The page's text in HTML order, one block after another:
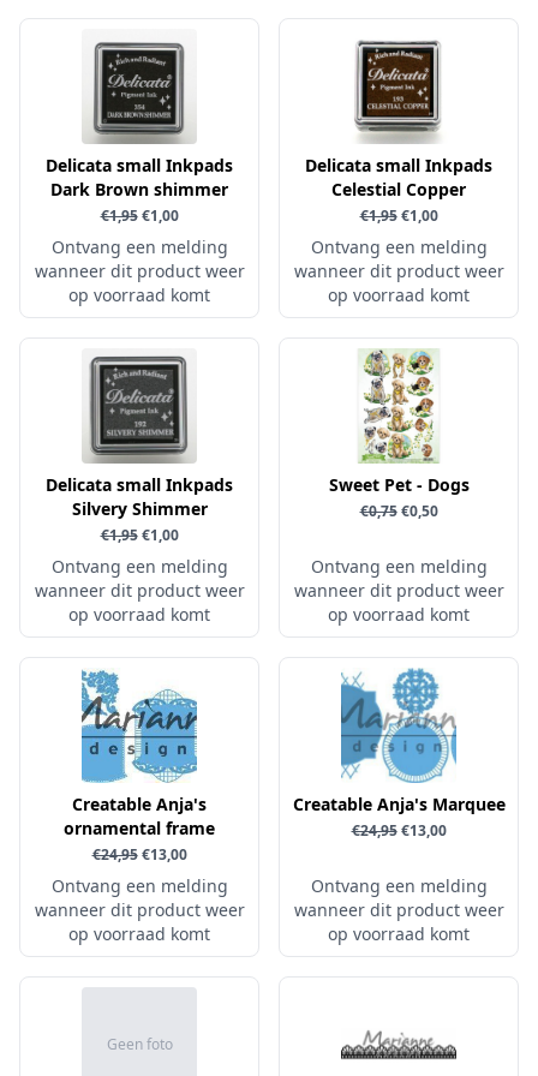
Parels
Ponsen
Prills
Rub-On
Snijmallen
Speciaalpapier
Stempelmateriaal
Stickers
Stitch & Do
Te Gekke Krijtjes
Trowback
Uitdrukvellen
Canvas
Die Cuts
Finger Wax
Pan Pastel
Potloden
Workshop
Die'sire
Dini Disign
Disney
Dotty Design
Dress My Craft
Dutch Doobadoo
E.Colin
Elizabeth craft designs
Fairybells
Florence
Gemini
Graphic 45
Hobby Art
Hobbydots
HobbyFun
Hobbyjournaal
Hobbyzine
Jalekro
Jeanines Art
JeJe
Joy & Noor
Juffrouw Muis
Lapland knipvel
Lavinia
Lawn Fawn
Inktpad
Inktstift
Kleurboek
Kraaltjes
Linnenkarton - basis
Mixed media
Oplegkaartjes
Overige
Paperpacks
pasta
penselen
rijstpapier
Rubber stempels
schudmateriaal
Scrappapier
Shiny details
Specialties
Stickers
Tekst, letters & cijfers
Tijdschrift
Tools
Washi - tape
Delicata small Inkpads
Dark Brown shimmer
€1,95€1,00
Ontvang een melding
wanneer dit product weer
op voorraad komt
Delicata small Inkpads
Celestial Copper
€1,95€1,00
Ontvang een melding
wanneer dit product weer
op voorraad komt
Delicata small Inkpads
Silvery Shimmer
€1,95€1,00
Ontvang een melding
wanneer dit product weer
op voorraad komt
Sweet Pet - Dogs
€0,75€0,50
Ontvang een melding
wanneer dit product weer
op voorraad komt
Creatable Anja's
ornamental frame
€24,95€13,00
Ontvang een melding
wanneer dit product weer
op voorraad komt
Creatable Anja's Marquee
€24,95€13,00
Ontvang een melding
wanneer dit product weer
op voorraad komt
Geen foto